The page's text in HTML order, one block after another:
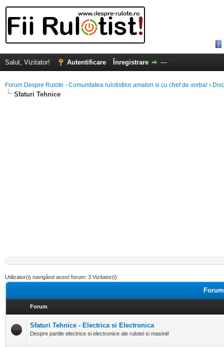
Salut, Vizitator! Autentificare Înregistrare —
Forum Despre Rulote - Comunitatea rulotistilor amatori si cu chef de vorba! ›
Sfaturi Tehnice
Utilizator(i) navigând acest forum: 3 Vizitator(i)
Forum
Sfaturi Tehnice - Electrica si Electronica
Despre partile electrice si electronice ale rulotei si masinii!